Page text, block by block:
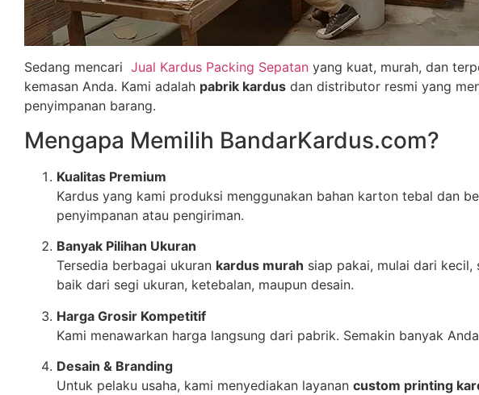
Sedang mencari Jual Kardus Packing Sepatan yang kuat, murah, dan
kemasan Anda. Kami adalah pabrik kardus dan distributor resmi yang
penyimpanan barang.
Mengapa Memilih BandarKardus.com?
Kualitas Premium
Kardus yang kami produksi menggunakan bahan karton tebal dan
penyimpanan atau pengiriman.
Banyak Pilihan Ukuran
Tersedia berbagai ukuran kardus murah siap pakai, mulai dari kecil,
baik dari segi ukuran, ketebalan, maupun desain.
Harga Grosir Kompetitif
Kami menawarkan harga langsung dari pabrik. Semakin banyak
Desain & Branding
Untuk pelaku usaha, kami menyediakan layanan custom printing